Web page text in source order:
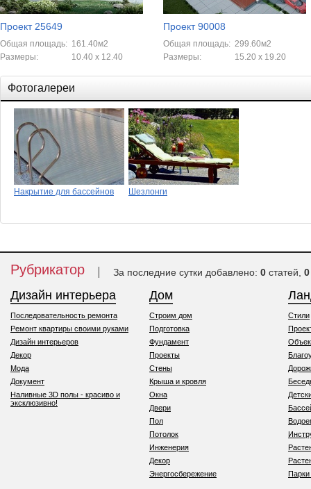
Проект 25649
Общая площадь: 161.40м2
Размеры:
10.40 x 12.40
Проект 90008
Общая площадь: 299.60м2
Размеры:
15.20 x 19.20
Фотогалереи
Накрытие для бассейнов Шезлонги
Рубрикатор За последние сутки добавлено: 0 статей, 0
Дизайн интерьера
Последовательность ремонта
Ремонт квартиры своими руками
Дизайн интерьеров
Декор
Мода
Документ
Наливные 3D полы - красиво и
эксклюзивно!
Дом
Строим дом
Подготовка
Фундамент
Проекты
Стены
Крыша и кровля
Окна
Двери
Пол
Потолок
Инженерия
Декор
Энергосбережение
Стили